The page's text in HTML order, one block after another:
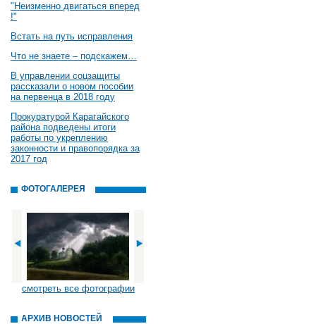
"Неизменно двигаться вперед
!"
Встать на путь исправления
Что не знаете – подскажем…
В управлении соцзащиты
рассказали о новом пособии
на первенца в 2018 году
Прокуратурой Карагайского
района подведены итоги
работы по укреплению
законности и правопорядка за
2017 год
ФОТОГАЛЕРЕЯ
смотреть все фотографии
АРХИВ НОВОСТЕЙ